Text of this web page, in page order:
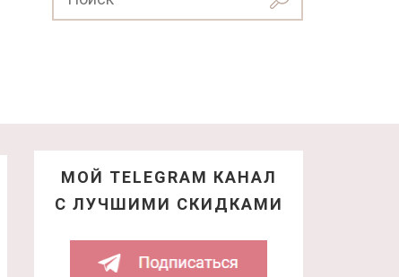
МОЙ TELEGRAM КАНАЛ
С ЛУЧШИМИ СКИДКАМИ